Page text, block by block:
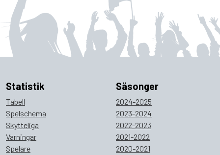
Statistik
Tabell
Spelschema
Skytteliga
Varningar
Spelare
Säsonger
2024-2025
2023-2024
2022-2023
2021-2022
2020-2021